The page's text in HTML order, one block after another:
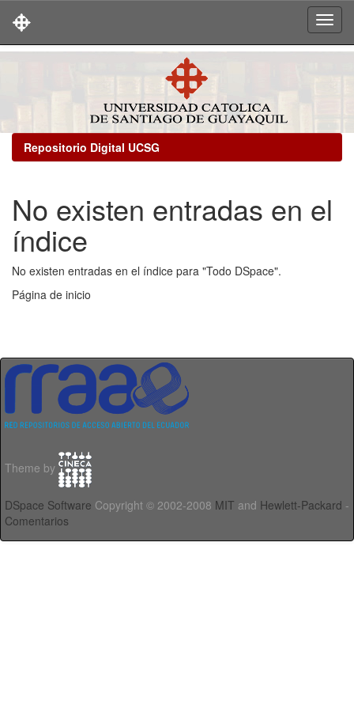
Repositorio Digital UCSG
No existen entradas en el
índice
No existen entradas en el índice para "Todo DSpace".
Página de inicio
Theme by
DSpace Software Copyright © 2002-2008 MIT and Hewlett-Packard -
Comentarios